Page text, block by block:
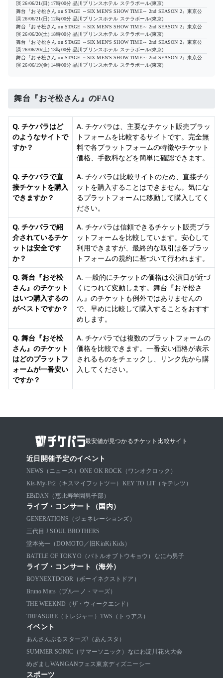
演 26/06/21(日) 17時00分 品川プリンスホテル ステラボール(東京)
舞台『おそ松さん on STAGE ～SIX MEN'S SHOW TIME～ 2nd SEASON 2』東京公
演 26/06/21(日) 12時00分 品川プリンスホテル ステラボール(東京)
舞台『おそ松さん on STAGE ～SIX MEN'S SHOW TIME～ 2nd SEASON 2』東京公
演 26/06/20(土) 18時00分 品川プリンスホテル ステラボール(東京)
舞台『おそ松さん on STAGE ～SIX MEN'S SHOW TIME～ 2nd SEASON 2』東京公
演 26/06/20(土) 13時00分 品川プリンスホテル ステラボール(東京)
舞台『おそ松さん on STAGE ～SIX MEN'S SHOW TIME～ 2nd SEASON 2』東京公
演 26/06/19(金) 14時00分 品川プリンスホテル ステラボール(東京)
舞台『おそ松さん』のFAQ
Q. チケパラはど
のようなサイトで
すか？
A. チケパラは、主要なチケット販売プラッ
トフォームを比較するサイトです。完全無
料で各プラットフォームの特徴やチケット
価格、手数料などを簡単に確認できます。
Q. チケパラで直
接チケットを購入
できますか？
A. チケパラは比較サイトのため、直接チケ
ットを購入することはできません。気にな
るプラットフォームに移動して購入してく
ださい。
Q. チケパラで紹
介されているチケ
ットは安全です
か？
A. チケパラは信頼できるチケット販売プラ
ットフォームを比較しています。安心して
利用できますが、最終的な取引は各プラッ
トフォームの規約に基づいて行われます。
Q. 舞台『おそ松
さん』のチケット
はいつ購入するの
がベストですか？
A. 一般的にチケットの価格は公演日が近づ
くにつれて変動します。舞台『おそ松さ
ん』のチケットも例外ではありませんの
で、早めに比較して購入することをおすす
めします。
Q. 舞台『おそ松
さん』のチケット
はどのプラットフ
ォームが一番安い
ですか？
A. チケパラでは複数のプラットフォームの
価格を比較できます。一番安い価格が表示
されるものをチェックし、リンク先から購
入してください。
最安値が見つかるチケット比較サイト
近日開催予定のイベント
NEWS（ニュース） ONE OK ROCK（ワンオクロック）
Kis-My-Ft2（キスマイフットツー） KEY TO LIT（キテレツ）
EBiDAN（恵比寿学園男子部）
ライブ・コンサート（国内）
GENERATIONS（ジェネレーションズ）
三代目 J SOUL BROTHERS
堂本光一（DOMOTO／旧KinKi Kids）
BATTLE OF TOKYO（バトルオブトウキョウ）
なにわ男子
ライブ・コンサート（海外）
BOYNEXTDOOR（ボーイネクストドア）
Bruno Mars（ブルーノ・マーズ）
THE WEEKND（ザ・ウィークエンド）
TREASURE（トレジャー） TWS（トゥアス）
イベント
あんさんぶるスターズ!（あんスタ）
SUMMER SONIC（サマーソニック） なにわ淀川花火大会
めざましWANGANフェス東京ディズニーシー
スポーツ